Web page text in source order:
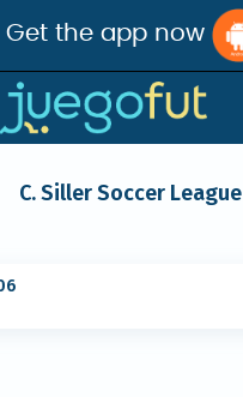
Get the app now
C. Siller Soccer League